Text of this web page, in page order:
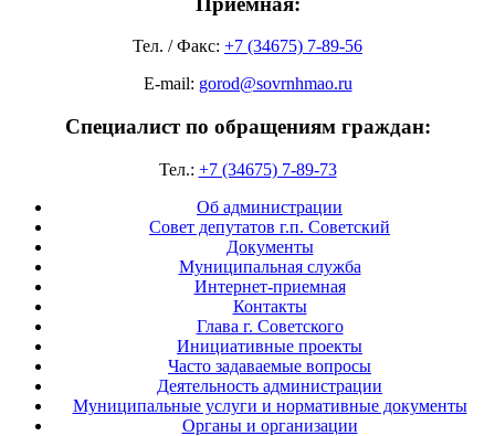
Тел. / Факс: +7 (34675) 7-89-56
E-mail: gorod@sovrnhmao.ru
Специалист по обращениям граждан:
Тел.: +7 (34675) 7-89-73
Об администрации
Совет депутатов г.п. Советский
Документы
Муниципальная служба
Интернет-приемная
Контакты
Глава г. Советского
Инициативные проекты
Часто задаваемые вопросы
Деятельность администрации
Муниципальные услуги и нормативные документы
Органы и организации